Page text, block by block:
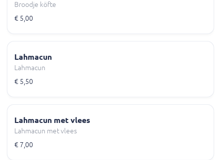
Broodje köfte
€ 5,00
Lahmacun
Lahmacun
€ 5,50
Lahmacun met vlees
Lahmacun met vlees
€ 7,00